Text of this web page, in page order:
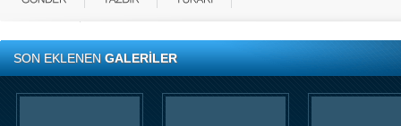
SON EKLENENGALERİLER